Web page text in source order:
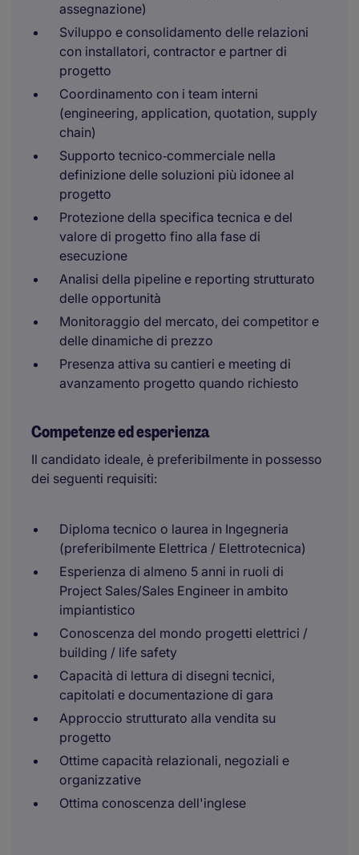
assegnazione)
Sviluppo e consolidamento delle relazioni
con installatori, contractor e partner di
progetto
Coordinamento con i team interni
(engineering, application, quotation, supply
chain)
Supporto tecnico‑commerciale nella
definizione delle soluzioni più idonee al
progetto
Protezione della specifica tecnica e del
valore di progetto fino alla fase di
esecuzione
Analisi della pipeline e reporting strutturato
delle opportunità
Monitoraggio del mercato, dei competitor e
delle dinamiche di prezzo
Presenza attiva su cantieri e meeting di
avanzamento progetto quando richiesto
Competenze ed esperienza
Il candidato ideale, è preferibilmente in possesso
dei seguenti requisiti:
Diploma tecnico o laurea in Ingegneria
(preferibilmente Elettrica / Elettrotecnica)
Esperienza di almeno 5 anni in ruoli di
Project Sales/Sales Engineer in ambito
impiantistico
Conoscenza del mondo progetti elettrici /
building / life safety
Capacità di lettura di disegni tecnici,
capitolati e documentazione di gara
Approccio strutturato alla vendita su
progetto
Ottime capacità relazionali, negoziali e
organizzative
Ottima conoscenza dell'inglese